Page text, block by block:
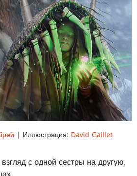
| Иллюстрация: David Gaillet
с одной сестры на другую,